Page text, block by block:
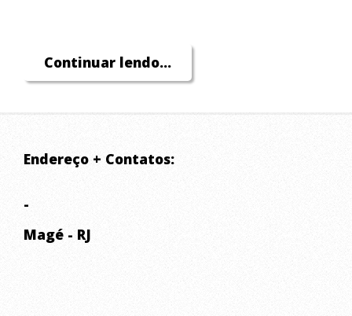
Continuar lendo...
Endereço + Contatos:
-
Magé - RJ